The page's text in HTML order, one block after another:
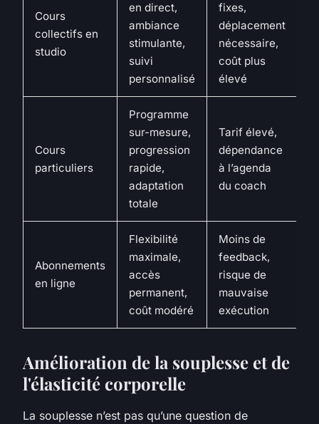
Cours
collectifs en
studio
en direct,
ambiance
stimulante,
suivi
personnalisé
fixes,
déplacement
nécessaire,
coût plus
élevé
Cours
particuliers
Programme
sur-mesure,
progression
rapide,
adaptation
totale
Tarif élevé,
dépendance
à l’agenda
du coach
Abonnements
en ligne
Flexibilité
maximale,
accès
permanent,
coût modéré
Moins de
feedback,
risque de
mauvaise
exécution
Amélioration de la souplesse et de
l'élasticité corporelle
La souplesse n’est pas qu’une question de